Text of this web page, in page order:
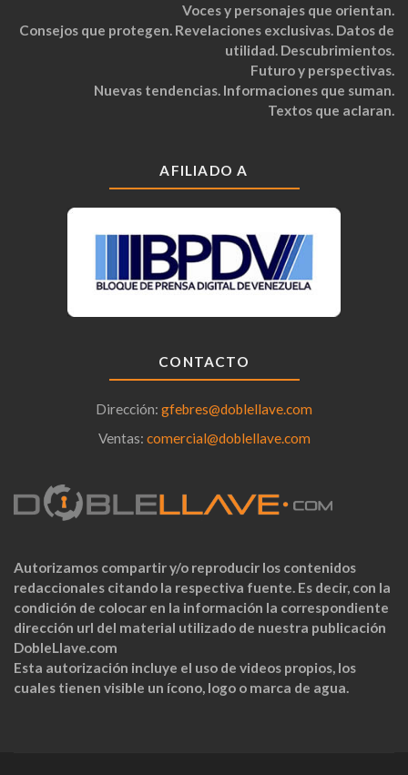
Voces y personajes que orientan.
Consejos que protegen. Revelaciones exclusivas. Datos de
utilidad. Descubrimientos.
Futuro y perspectivas.
Nuevas tendencias. Informaciones que suman.
Textos que aclaran.
AFILIADO A
CONTACTO
Dirección: gfebres@doblellave.com
Ventas: comercial@doblellave.com
Autorizamos compartir y/o reproducir los contenidos
redaccionales citando la respectiva fuente. Es decir, con la
condición de colocar en la información la correspondiente
dirección url del material utilizado de nuestra publicación
DobleLlave.com
Esta autorización incluye el uso de videos propios, los
cuales tienen visible un ícono, logo o marca de agua.